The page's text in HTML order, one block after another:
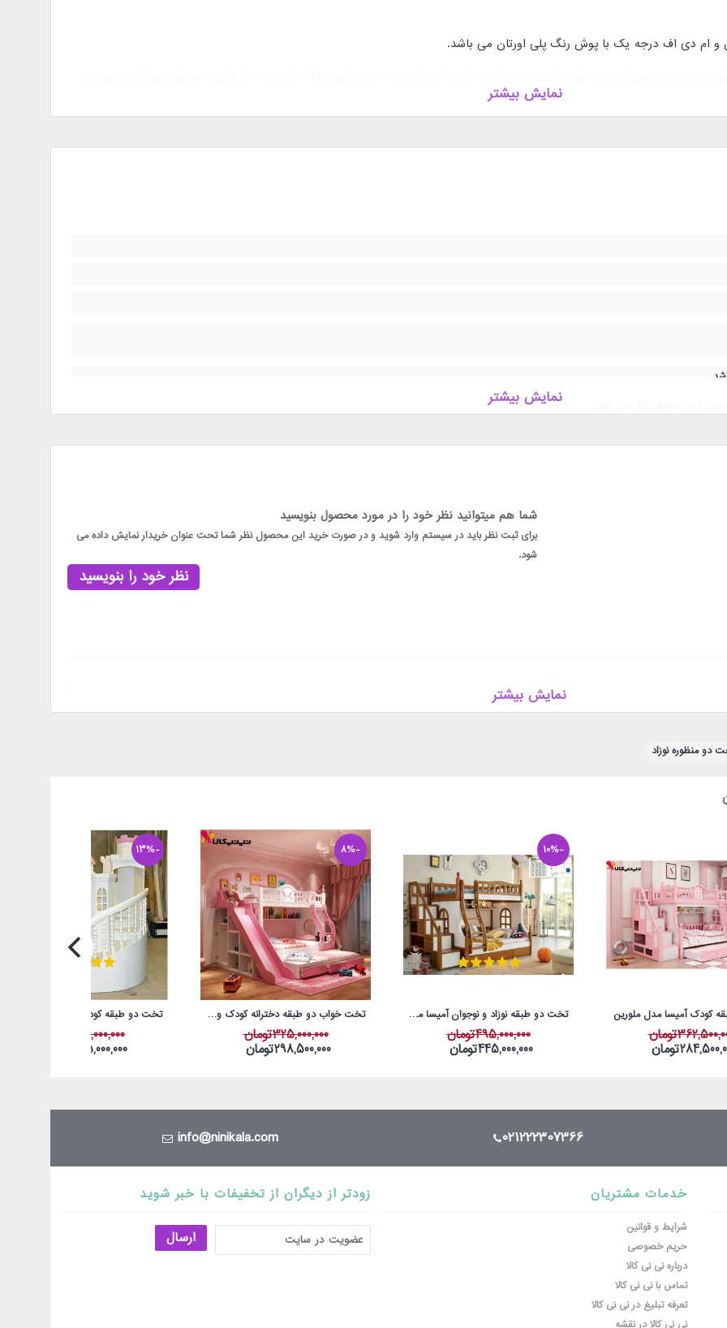
ام دی اف درجه یک با پوش رنگ پلی اورتان می باشد.
سایر برند ها شده، امکان سفارش سازی کلیه محصولات چوبی و سفارش هر یک از اجزا سرویس خواب نوزاد و نوجوان به صورت
با 22970472 -021 تماس بگیرید.
نمایش بیشتر
نمایش بیشتر
شما هم میتوانید نظر خود را در مورد محصول بنویسید
برای ثبت نظر باید در سیستم وارد شوید و در صورت خرید این محصول نظر شما تحت عنوان خریدار نمایش داده می
شود.
نظر خود را بنویسید
نمایش بیشتر
دو منظوره نوزاد
کودک آمیسا مدل ملورین
-10%
تخت دو طبقه نوزاد و نوجوان آمیسا مدل سلطان کوچولو
495,000,000تومان
445,000,000تومان
-8%
تخت خواب دو طبقه دخترانه کودک و نوجوان آمیسا مدل آرامیس
325,000,000تومان
298,500,000تومان
-13%
546,000,000تومان
475,000,000تومان
021222307366
info@ninikala.com
زودتر از دیگران از تخفیفات با خبر شوید
ارسال
خدمات مشتریان
شرایط و قوانین
حریم خصوصی
درباره نی نی کالا
تماس با نی نی کالا
تعرفه تبلیغ در نی نی کالا
نی نی کالا در نقشه